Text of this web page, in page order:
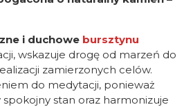
i duchowe bursztynu
wskazuje drogę od marzeń do
zamierzonych celów.
do medytacji, ponieważ
stan oraz harmonizuje